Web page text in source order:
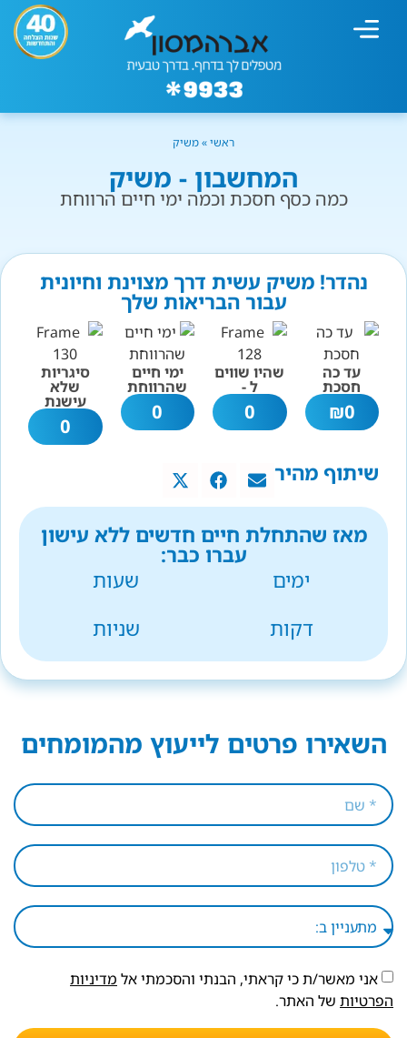
ראשי»משיק
המחשבון - משיק
כמה כסף חסכת וכמה ימי חיים הרווחת
נהדר! משיק עשית דרך מצוינת וחיונית
עבור הבריאות שלך
עד כה
חסכת
0
₪
שהיו שווים
ל -
0
ימי חיים
שהרווחת
0
סיגריות
שלא
עישנת
0
שיתוף מהיר
מאז שהתחלת חיים חדשים ללא עישון
עברו כבר:
ימים
שעות
דקות
שניות
השאירו פרטים לייעוץ מהמומחים
אני מאשר/ת כי קראתי, הבנתי והסכמתי אל מדיניות
הפרטיות של האתר.